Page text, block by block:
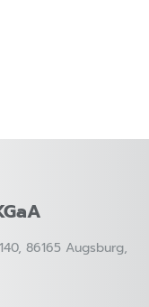
86165 Augsburg,